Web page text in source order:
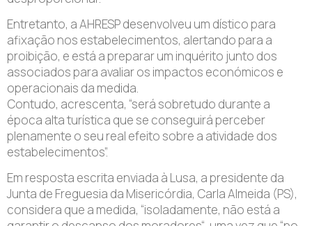
Entretanto, a AHRESP desenvolveu um dístico para
afixação nos estabelecimentos, alertando para a
proibição, e está a preparar um inquérito junto dos
associados para avaliar os impactos económicos e
operacionais da medida.
Contudo, acrescenta, “será sobretudo durante a
época alta turística que se conseguirá perceber
plenamente o seu real efeito sobre a atividade dos
estabelecimentos”.
Em resposta escrita enviada à Lusa, a presidente da
Junta de Freguesia da Misericórdia, Carla Almeida (PS),
considera que a medida, “isoladamente, não está a